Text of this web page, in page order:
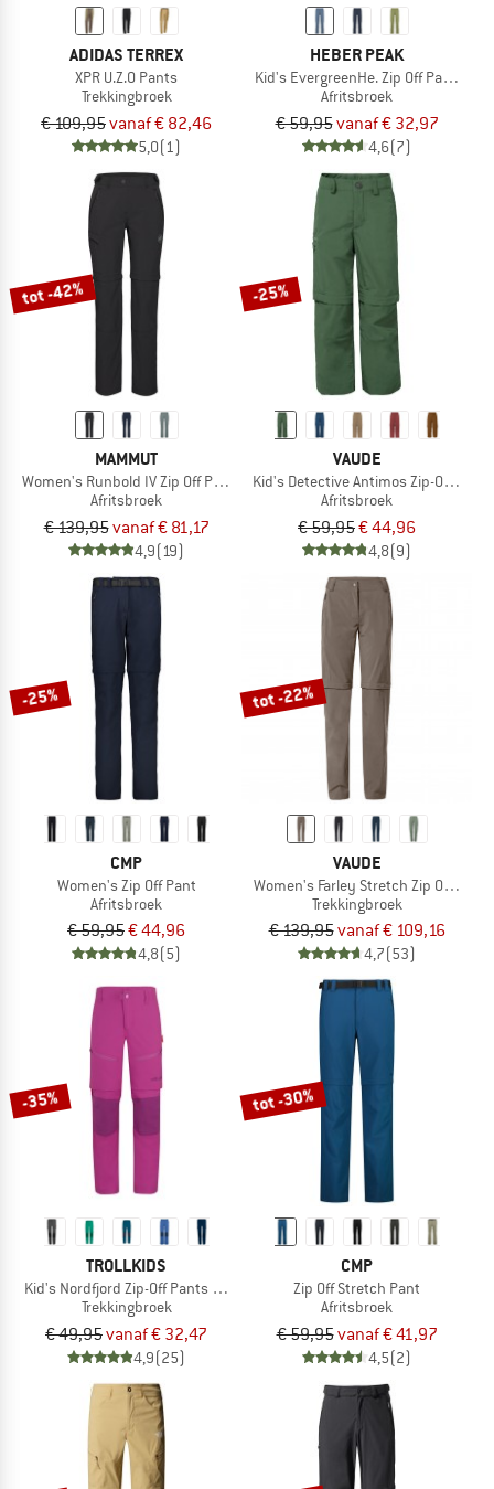
ADIDAS TERREX
XPR U.Z.O Pants
Trekkingbroek
€ 109,95vanaf € 82,46
5,0(1)
HEBER PEAK
Kid's EvergreenHe. Zip Off Pants
Afritsbroek
€ 59,95vanaf € 32,97
4,6(7)
tot -42%
MAMMUT
Women's Runbold IV Zip Off Pants
Afritsbroek
€ 139,95vanaf € 81,17
4,9(19)
-25%
VAUDE
Kid's Detective Antimos Zip-Off Pants
Afritsbroek
€ 59,95€ 44,96
4,8(9)
-25%
CMP
Women's Zip Off Pant
Afritsbroek
€ 59,95€ 44,96
4,8(5)
tot -22%
VAUDE
Women's Farley Stretch Zip Off T-Zip
Trekkingbroek
€ 139,95vanaf € 109,16
4,7(53)
-35%
TROLLKIDS
Kid's Nordfjord Zip-Off Pants Slim Fit
Trekkingbroek
€ 49,95vanaf € 32,47
4,9(25)
tot -30%
CMP
Zip Off Stretch Pant
Afritsbroek
€ 59,95vanaf € 41,97
4,5(2)